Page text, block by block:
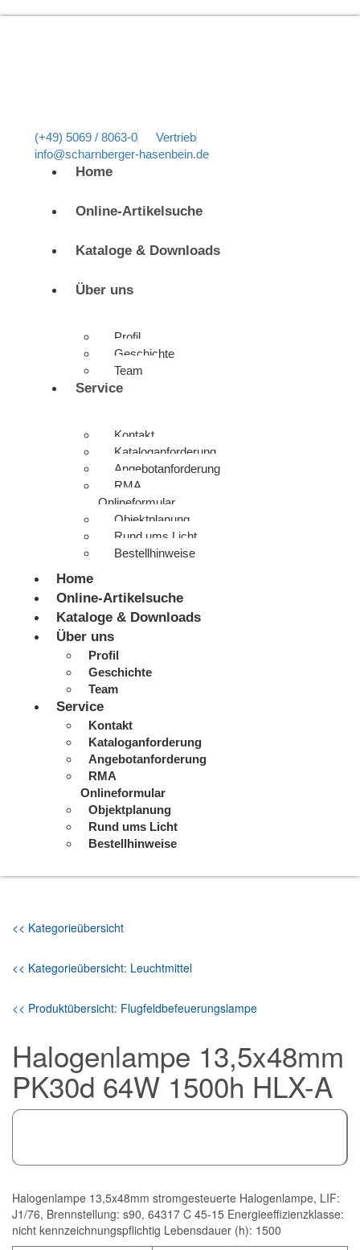
(+49) 5069 / 8063-0
Vertrieb
info@scharnberger-hasenbein.de
Home
Online-Artikelsuche
Kataloge & Downloads
Über uns
Profil
Geschichte
Team
Service
Kontakt
Kataloganforderung
Angebotanforderung
RMA
Onlineformular
Objektplanung
Rund ums Licht
Bestellhinweise
Home
Online-Artikelsuche
Kataloge & Downloads
Über uns
Profil
Geschichte
Team
Service
Kontakt
Kataloganforderung
Angebotanforderung
RMA
Onlineformular
Objektplanung
Rund ums Licht
Bestellhinweise
<< Kategorieübersicht
<< Kategorieübersicht: Leuchtmittel
<< Produktübersicht: Flugfeldbefeuerungslampe
Halogenlampe 13,5x48mm
PK30d 64W 1500h HLX-A
Halogenlampe 13,5x48mm stromgesteuerte Halogenlampe, LIF:
J1/76, Brennstellung: s90, 64317 C 45-15 Energieeffizienzklasse:
nicht kennzeichnungspflichtig Lebensdauer (h): 1500